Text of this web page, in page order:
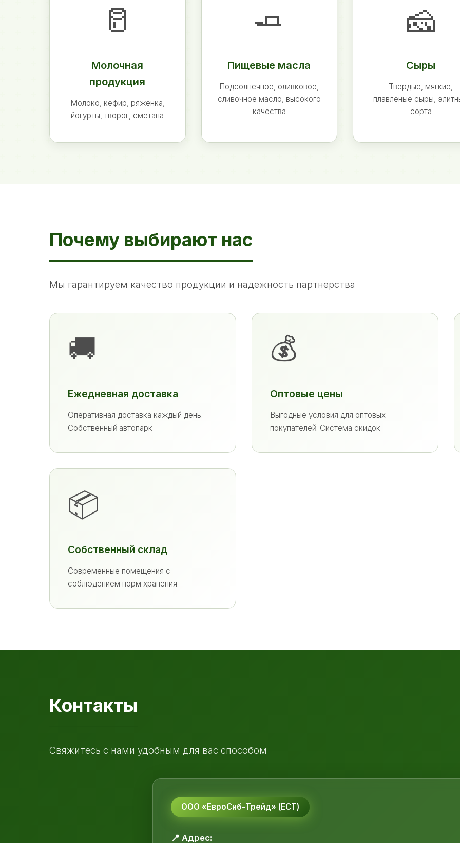
🥛
Молочная
продукция
Молоко, кефир, ряженка,
йогурты, творог, сметана
🧈
Пищевые масла
Подсолнечное, оливковое,
сливочное масло, высокого
качества
🧀
Сыры
Твердые, мягкие,
плавленые сыры,
сорта
Почему выбирают нас
Мы гарантируем качество продукции и надежность партнерства
🚚
Ежедневная доставка
Оперативная доставка каждый день.
Собственный автопарк
💰
Оптовые цены
Выгодные условия для оптовых
покупателей. Система скидок
📦
Собственный склад
Современные помещения с
соблюдением норм хранения
Контакты
Свяжитесь с нами удобным для вас способом
ООО «ЕвроСиб-Трейд» (ЕСТ)
📍 Адрес: